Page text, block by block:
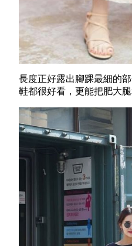
長度正好露出腳踝最細的
鞋都很好看，更能把肥大